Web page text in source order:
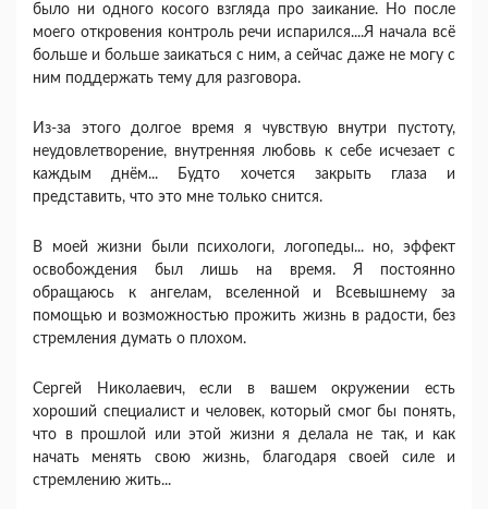
было ни одного косого взгляда про заикание. Но после
моего откровения контроль речи испарился....Я начала всё
больше и больше заикаться с ним, а сейчас даже не могу с
ним поддержать тему для разговора.
Из-за этого долгое время я чувствую внутри пустоту,
неудовлетворение, внутренняя любовь к себе исчезает с
каждым днём... Будто хочется закрыть глаза и
представить, что это мне только снится.
В моей жизни были психологи, логопеды... но, эффект
освобождения был лишь на время. Я постоянно
обращаюсь к ангелам, вселенной и Всевышнему за
помощью и возможностью прожить жизнь в радости, без
стремления думать о плохом.
Сергей Николаевич, если в вашем окружении есть
хороший специалист и человек, который смог бы понять,
что в прошлой или этой жизни я делала не так, и как
начать менять свою жизнь, благодаря своей силе и
стремлению жить...